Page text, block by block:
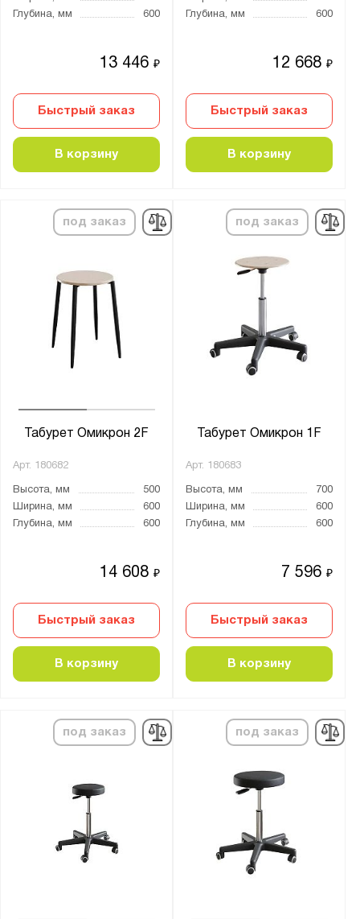
Глубина, мм
600
13 446₽
Быстрый заказ
В корзину
Глубина, мм
600
12 668₽
Быстрый заказ
В корзину
под заказ
Табурет Омикрон 2F
Арт. 180682
Высота, мм
500
Ширина, мм
600
Глубина, мм
600
14 608₽
Быстрый заказ
В корзину
под заказ
Табурет Омикрон 1F
Арт. 180683
Высота, мм
700
Ширина, мм
600
Глубина, мм
600
7 596₽
Быстрый заказ
В корзину
под заказ под заказ